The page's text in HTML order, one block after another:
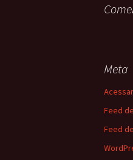
Meta
Acessar
Feed
Feed